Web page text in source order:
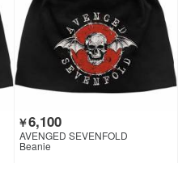
￥6,100
AVENGED SEVENFOLD
Beanie